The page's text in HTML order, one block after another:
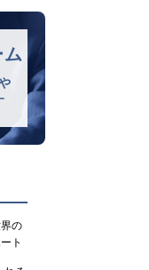
の
ト